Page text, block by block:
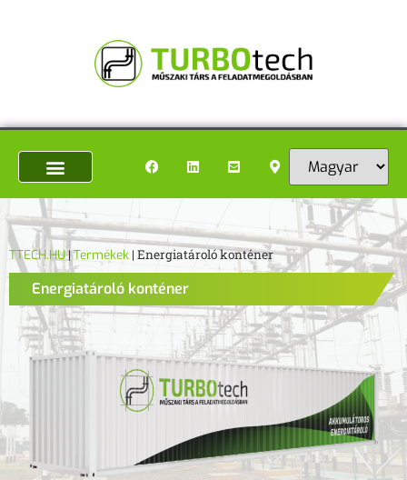
TTECH.HU|Termékek|Energiatároló konténer
TTECH.HU|Termékek | Energiatároló konténer
Energiatároló konténer